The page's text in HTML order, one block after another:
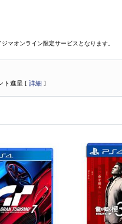
マオンライン限定サービスとなります。
ト進呈 [ 詳細 ]